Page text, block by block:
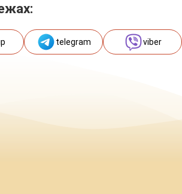
telegram viber